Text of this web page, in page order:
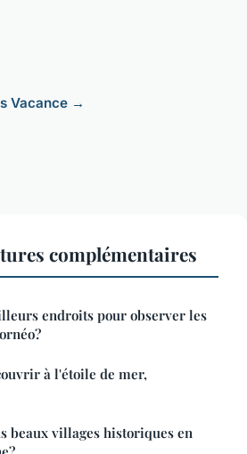
Vacance →
complémentaires
endroits pour observer les
à l'étoile de mer,
beaux villages historiques en